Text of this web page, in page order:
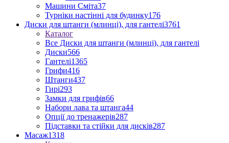
Машини Сміта37
Турніки настінні для будинку176
Диски для штанги (млинці), для гантелі3761
Каталог
Все Диски для штанги (млинці), для гантелі
Диски566
Гантелі1365
Грифи416
Штанги437
Гирі293
Замки для грифів66
Набори лава та штанга44
Опції до тренажерів287
Підставки та стійки для дисків287
Масаж1318